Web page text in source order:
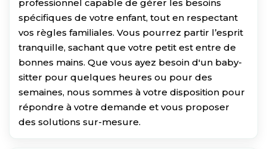
professionnel capable de gérer les besoins
spécifiques de votre enfant, tout en respectant
vos règles familiales. Vous pourrez partir l’esprit
tranquille, sachant que votre petit est entre de
bonnes mains. Que vous ayez besoin d'un baby-
sitter pour quelques heures ou pour des
semaines, nous sommes à votre disposition pour
répondre à votre demande et vous proposer
des solutions sur-mesure.